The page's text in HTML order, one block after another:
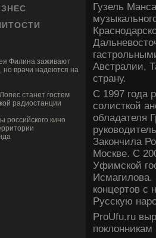
Филина заживают
но врачи надеются на
станет гостем
радиостанции
российского кино
Гузель
Австралии,
страну.
С 1997 года
солисткой
обладателя
Закончила
Москве­. С
Уфимской
Исмагилова.
концертов с
Русскую
ProUfu.ru